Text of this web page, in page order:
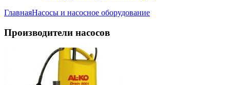
ГлавнаяНасосы и насосное оборудование
Производители насосов